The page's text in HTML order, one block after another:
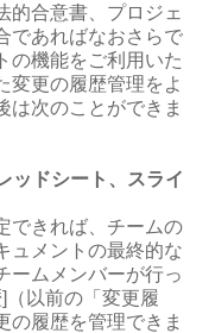
的合意書、プロジェ
であればなおさらで
の機能をご利用いた
変更の履歴管理をよ
は次のことができま
ッドシート、スライ
できれば、チームの
ュメントの最終的な
ームメンバーが行っ
（以前の「変更履
の履歴を管理できま